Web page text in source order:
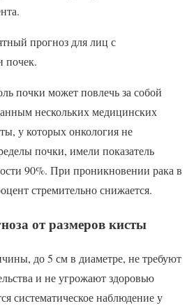
прогноз для лиц с
почек.
почки может повлечь за собой
нескольких медицинских
у которых онкология не
почки, имели показатель
90%. При проникновении рака в
стремительно снижается.
от размеров кисты
до 5 см в диаметре, не требуют
и не угрожают здоровью
систематическое наблюдение у